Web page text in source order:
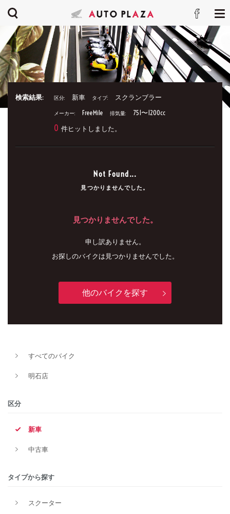
検索結果: 区分: 新車 タイプ: スクランブラー
メーカー: FreeMile 排気量: 751〜1200cc
0 件ヒットしました。
Not Found...
見つかりませんでした。
見つかりませんでした。
申し訳ありません。
お探しのバイクは見つかりませんでした。
他のバイクを探す
すべてのバイク
明石店
区分
新車
中古車
タイプから探す
スクーター
新車
タイプ